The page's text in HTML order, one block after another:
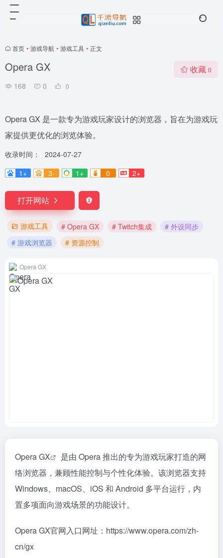
首页 • 游戏导航 • 游戏工具 • 正文
Opera GX
168 0 0
收藏 0
Opera GX 是一款专为游戏玩家设计的浏览器，旨在为游戏玩
家提供更优化的浏览体验。
收录时间：
2024-07-27
1+
3- 1+ 0 2+
打开网站
游戏工具 # Opera GX # Twitch集成
# 外设同步
# 游戏浏览器
# 资源控制
Opera GX
Opera GX
是由 Opera 推出的专为游戏玩家打造的网
络浏览器，兼顾性能控制与个性化体验。该浏览器支持
Windows、macOS、iOS 和 Android 多平台运行，内
置多项面向游戏场景的功能设计。
Opera GX官网入口网址：https://www.opera.com/zh-
cn/gx